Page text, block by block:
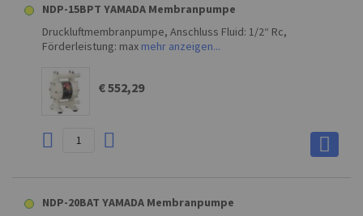
NDP-15BPT YAMADA Membranpumpe
Druckluftmembranpumpe, Anschluss Fluid: 1/2“ Rc,
Förderleistung: max mehr anzeigen...
€ 552,29
NDP-20BAT YAMADA Membranpumpe